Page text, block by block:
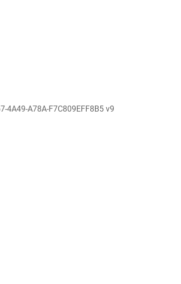
4A49-A78A-F7C809EFF8B5 v9